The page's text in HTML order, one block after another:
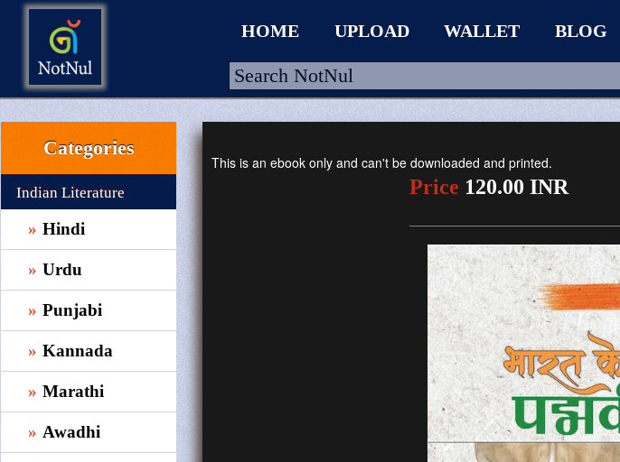
HOME
UPLOAD
WALLET
BLOG
ARRIVALS
CATEGORIES >
HOME UPLOAD WALLET BLOG
Categories
Indian Literature
Hindi
Urdu
Punjabi
Kannada
Marathi
Awadhi
This is an ebook only and can't be downloaded and printed.
Price 120.00 INR